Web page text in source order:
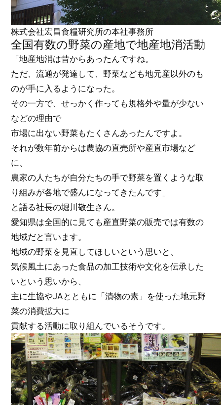
株式会社宏昌食糧研究所の本社事務所
全国有数の野菜の産地で地産地消活動
「地産地消は昔からあったんですね。
ただ、流通が発達して、野菜なども地元産以外のも
のが手に入るようになった。
その一方で、せっかく作っても規格外や量が少ない
などの理由で
市場に出ない野菜もたくさんあったんですよ。
それが数年前からは農協の直売所や産直市場など
に、
農家の人たちが自分たちの手で野菜を置くような取
り組みが各地で盛んになってきたんです」
と語る社長の堀川敬生さん。
愛知県は全国的に見ても産直野菜の販売では有数の
地域だと言います。
地域の野菜を見直してほしいという思いと、
気候風土にあった食品の加工技術や文化を伝承した
いという思いから、
主に生協やJAとともに「漬物の素」を使った地元野
菜の消費拡大に
貢献する活動に取り組んでいるそうです。